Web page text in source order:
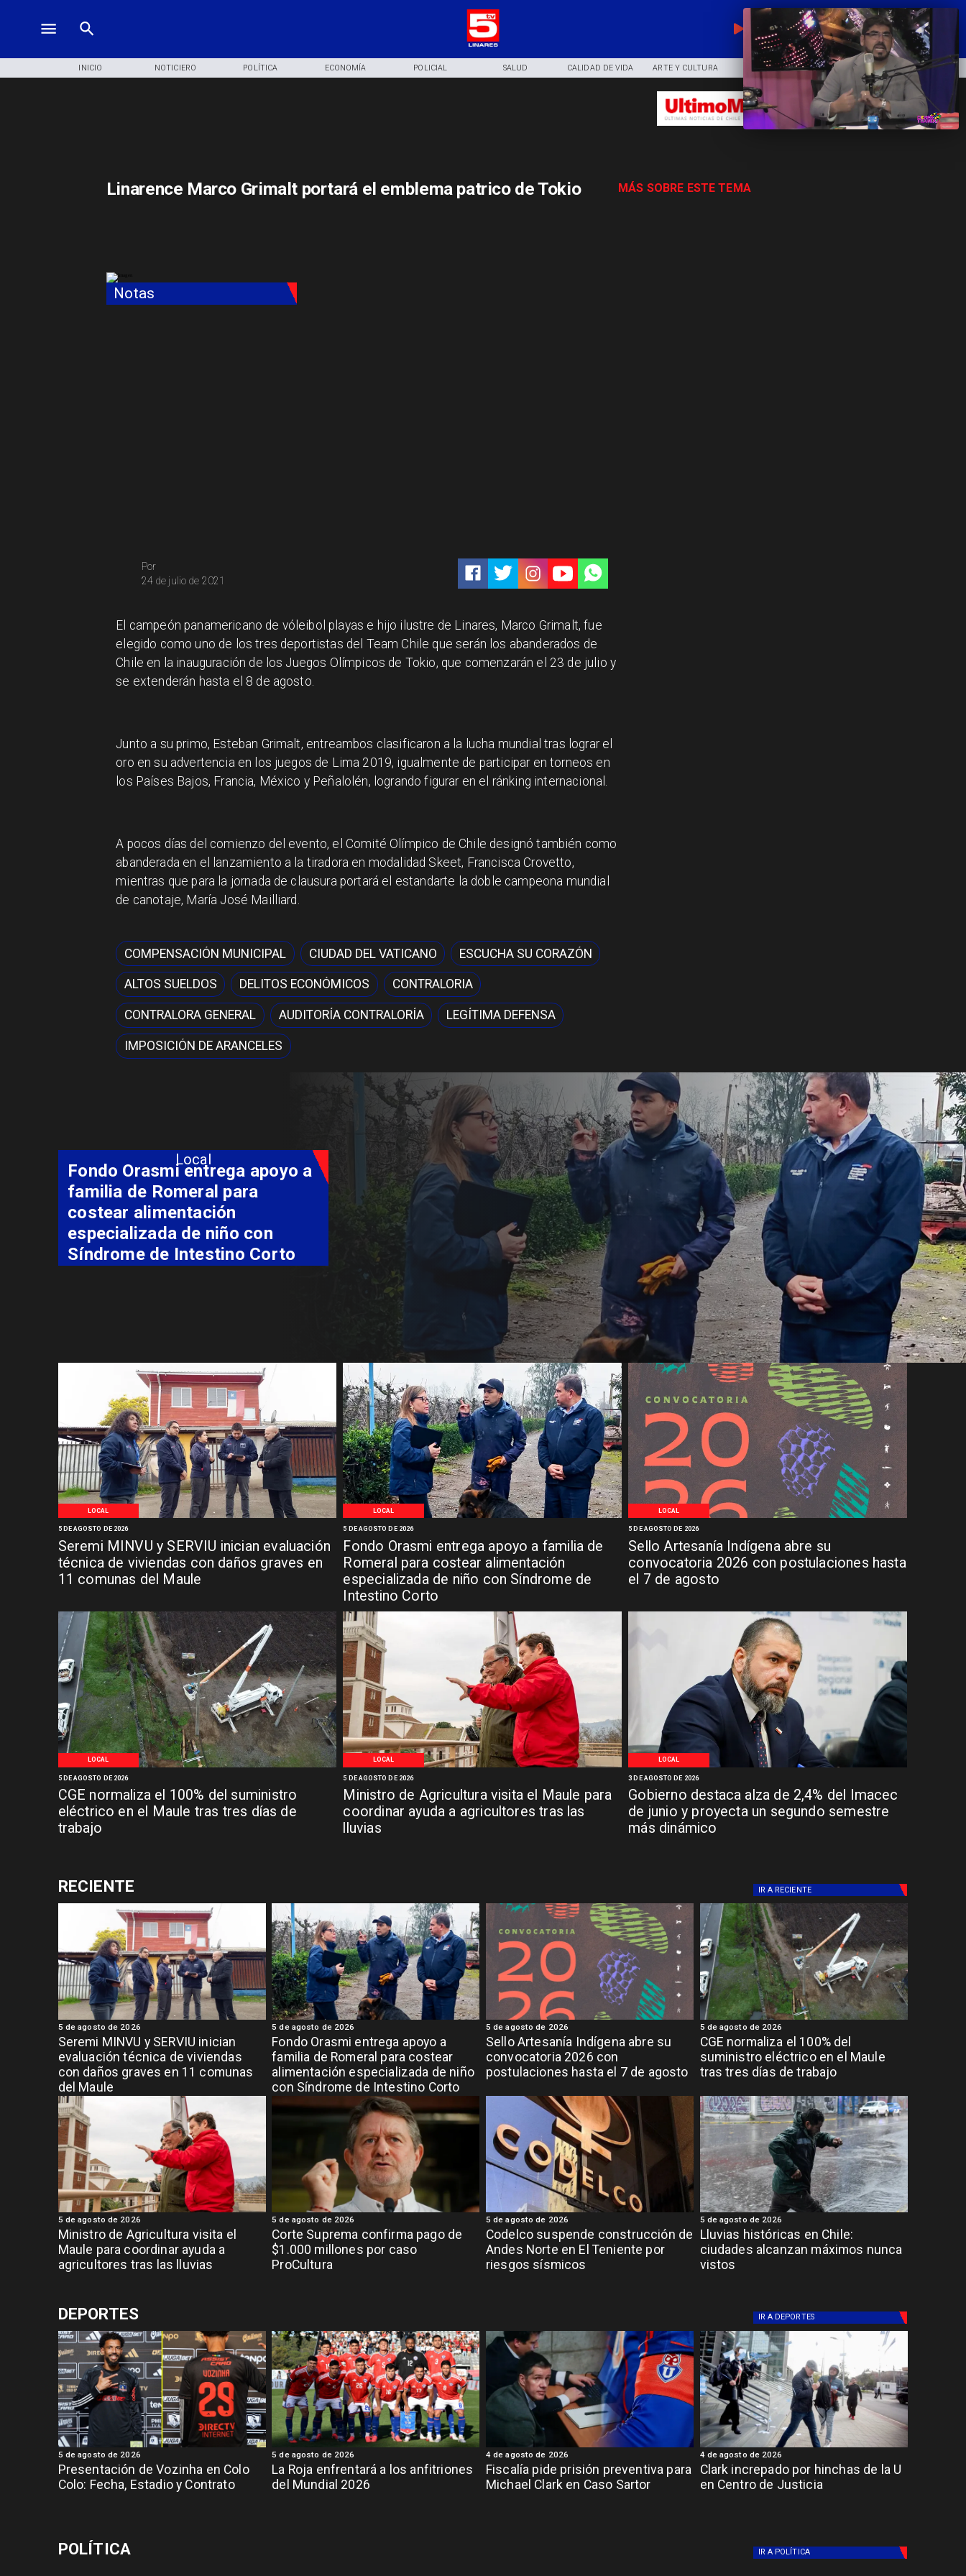
EN VIVO
INICIO NOTICIERO POLÍTICA ECONOMÍA POLICIAL SALUD CALIDAD DE VIDA ARTE Y CULTURA COMUNIDAD DEPORTES
Notas
Por
24 de julio de 2021
MÁS SOBRE ESTE TEMA
Linarence Marco Grimalt portará el emblema patrico de Tokio
El campeón panamericano de vóleibol playas e hijo ilustre de Linares, Marco Grimalt, fue
elegido como uno de los tres deportistas del Team Chile que serán los abanderados de
Chile en la inauguración de los Juegos Olímpicos de Tokio, que comenzarán el 23 de julio y
se extenderán hasta el 8 de agosto.
Junto a su primo, Esteban Grimalt, entreambos clasificaron a la lucha mundial tras lograr el
oro en su advertencia en los juegos de Lima 2019, igualmente de participar en torneos en
los Países Bajos, Francia, México y Peñalolén, logrando figurar en el ránking internacional.
A pocos días del comienzo del evento, el Comité Olímpico de Chile designó también como
abanderada en el lanzamiento a la tiradora en modalidad Skeet, Francisca Crovetto,
mientras que para la jornada de clausura portará el estandarte la doble campeona mundial
de canotaje, María José Mailliard.
COMPENSACIÓN MUNICIPAL CIUDAD DEL VATICANO ESCUCHA SU CORAZÓN
ALTOS SUELDOS DELITOS ECONÓMICOS CONTRALORIA
CONTRALORA GENERAL AUDITORÍA CONTRALORÍA LEGÍTIMA DEFENSA
IMPOSICIÓN DE ARANCELES
LOCAL
Seremi MINVU y SERVIU inician evaluación
técnica de viviendas con daños graves en
11 comunas del Maule
5 DE AGOSTO DE 2026
LOCAL
Fondo Orasmi entrega apoyo a familia de
Romeral para costear alimentación
especializada de niño con Síndrome de
Intestino Corto
5 DE AGOSTO DE 2026
LOCAL
Sello Artesanía Indígena abre su
convocatoria 2026 con postulaciones hasta
el 7 de agosto
5 DE AGOSTO DE 2026
LOCAL
CGE normaliza el 100% del suministro
eléctrico en el Maule tras tres días de
trabajo
5 DE AGOSTO DE 2026
LOCAL
Ministro de Agricultura visita el Maule para
coordinar ayuda a agricultores tras las
lluvias
5 DE AGOSTO DE 2026
LOCAL
Gobierno destaca alza de 2,4% del Imacec
de junio y proyecta un segundo semestre
más dinámico
3 DE AGOSTO DE 2026
Local
Fondo Orasmi entrega apoyo a
familia de Romeral para
costear alimentación
especializada de niño con
Síndrome de Intestino Corto
RECIENTE IR A RECIENTE
Seremi MINVU y SERVIU inician
evaluación técnica de viviendas
con daños graves en 11 comunas
del Maule
5 de agosto de 2026
Fondo Orasmi entrega apoyo a
familia de Romeral para costear
alimentación especializada de niño
con Síndrome de Intestino Corto
5 de agosto de 2026
Sello Artesanía Indígena abre su
convocatoria 2026 con
postulaciones hasta el 7 de agosto
5 de agosto de 2026
CGE normaliza el 100% del
suministro eléctrico en el Maule
tras tres días de trabajo
5 de agosto de 2026
Ministro de Agricultura visita el
Maule para coordinar ayuda a
agricultores tras las lluvias
5 de agosto de 2026
Corte Suprema confirma pago de
$1.000 millones por caso
ProCultura
5 de agosto de 2026
Codelco suspende construcción de
Andes Norte en El Teniente por
riesgos sísmicos
5 de agosto de 2026
Lluvias históricas en Chile:
ciudades alcanzan máximos nunca
vistos
5 de agosto de 2026
DEPORTES IR A DEPORTES
Presentación de Vozinha en Colo
Colo: Fecha, Estadio y Contrato
5 de agosto de 2026
La Roja enfrentará a los anfitriones
del Mundial 2026
5 de agosto de 2026
Fiscalía pide prisión preventiva para
Michael Clark en Caso Sartor
4 de agosto de 2026
Clark increpado por hinchas de la U
en Centro de Justicia
4 de agosto de 2026
POLÍTICA IR A POLÍTICA